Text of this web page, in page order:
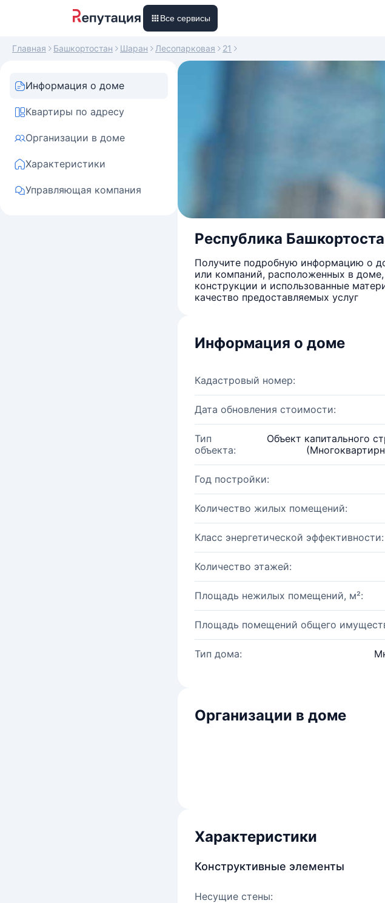
Все сервисы
Главная Башкортостан Шаран Лесопарковая 21
Информация о доме
Квартиры по адресу
Организации в доме
Характеристики
Управляющая компания
Республика
Получите подробную информацию о
или компаний, расположенных в
конструкции и использованные
качество предоставляемых услуг
Информация о доме
Кадастровый номер:
Дата обновления стоимости:
Тип
объекта:
Объект капитального
Год постройки:
Количество жилых помещений:
Класс энергетической эффективности:
Количество этажей:
Площадь нежилых помещений, м²:
Площадь помещений общего
Тип дома:
Организации в доме
Характеристики
Конструктивные элементы
Несущие стены: